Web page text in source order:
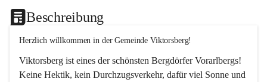
Beschreibung
Herzlich willkommen in der Gemeinde Viktorsberg!
Viktorsberg ist eines der schönsten Bergdörfer Vorarlbergs!
Keine Hektik, kein Durchzugsverkehr, dafür viel Sonne und